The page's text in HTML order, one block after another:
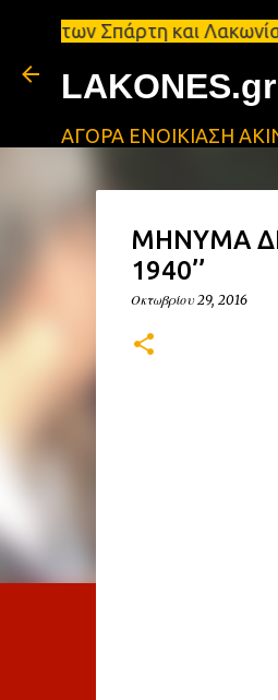
και Λακωνία
LAKONES.gr
ΑΓΟΡΑ ΕΝΟΙΚΙΑΣΗ
ΜΗΝΥΜΑ
1940’’
Οκτωβρίου 29, 2016